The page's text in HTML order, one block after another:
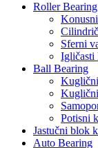
Roller Bearing
Sferni
Igličasti
Ball Bearing
Potisni
Jastučni blok
Auto Bearing